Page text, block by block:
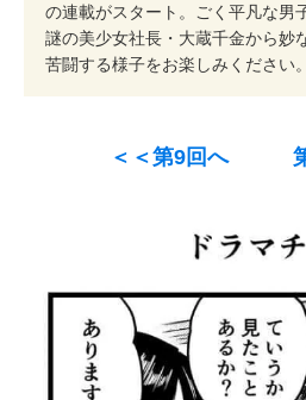
の連載がスタート。ごく平凡な男
謎の美少女社長・大蔵千金から妙
苦闘する様子をお楽しみください。
＜＜第9回へ